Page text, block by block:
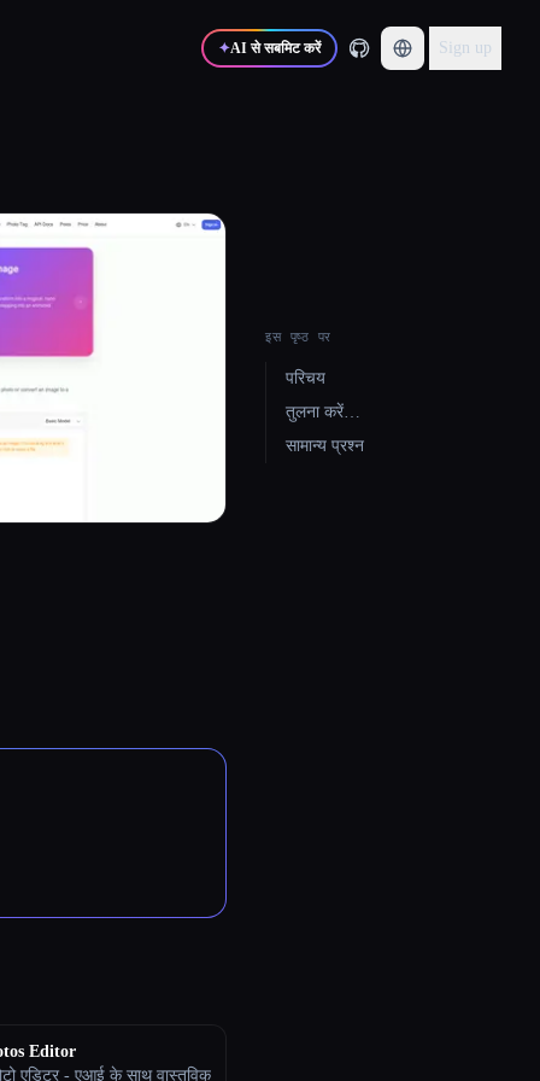
✦AI से सबमिट करें Sign up
Editor
एडिटर - एआई के साथ वास्तविक
इस पृष्ठ पर
परिचय
तुलना करें…
सामान्य प्रश्न